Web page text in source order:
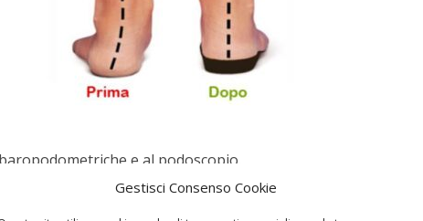
Gestisci Consenso Cookie
e al podoscopio.